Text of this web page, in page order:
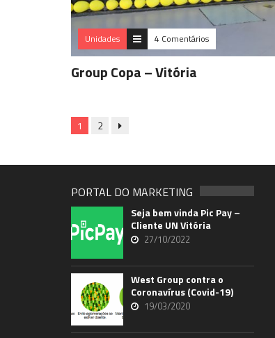
Unidades 4 Comentários
Group Copa – Vitória
1 2
PORTAL DO MARKETING
Seja bem vinda Pic Pay –
Cliente UN Vitória
27/10/2022
West Group contra o
Coronavírus (Covid-19)
19/03/2020